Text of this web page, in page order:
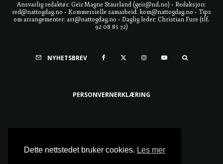
Ansvarlig redaktør: Geir Magne Staurland (geir@nd.no) • Redaksjon:
red@nattogdag.no • Kommersielle samarbeid: kom@nattogdag.no • Tips
om arrangementer: arr@nattogdag.no • Daglig leder: Christian Fure (tlf.
92 08 85 72)
NYHETSBREV
PERSONVERNERKLÆRING
Dette nettstedet bruker cookies. Les mer